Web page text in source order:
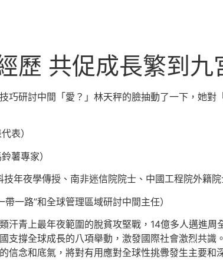
歷 共促成長繁到九
巧研討中間「愛？」林天秤的臉抽動了一下，她
表）
薯專家）
技年夜學傳授、南非迷信院院士、中國工程院外籍
一路”和全球管理區域研討中間主任）
汗青上最年夜範圍的脫貧攻堅戰，14億多人邁進
支撐全球成長的八項舉動，激發國際社會激烈共
信念和底氣，將對有用應對全球性挑釁發生主要和